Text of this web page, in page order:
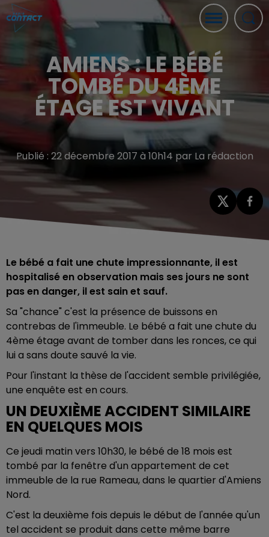
AMIENS : LE BÉBÉ
TOMBÉ DU 4ÈME
ÉTAGE EST VIVANT
Publié : 22 décembre 2017 à 10h14 par La rédaction
Le bébé a fait une chute impressionnante, il est
hospitalisé en observation mais ses jours ne sont
pas en danger, il est sain et sauf.
Sa "chance" c'est la présence de buissons en
contrebas de l'immeuble. Le bébé a fait une chute du
4ème étage avant de tomber dans les ronces, ce qui
lui a sans doute sauvé la vie.
Pour l'instant la thèse de l'accident semble privilégiée,
une enquête est en cours.
UN DEUXIÈME ACCIDENT SIMILAIRE
EN QUELQUES MOIS
Ce jeudi matin vers 10h30, le bébé de 18 mois est
tombé par la fenêtre d'un appartement de cet
immeuble de la rue Rameau, dans le quartier d'Amiens
Nord.
C'est la deuxième fois depuis le début de l'année qu'un
tel accident se produit dans cette même barre